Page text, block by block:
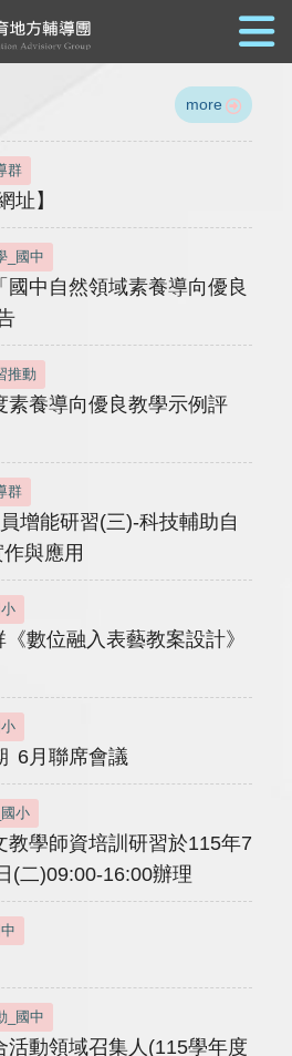
more
群
址】
_國中
中自然領域素養導向優良
推動
素養導向優良教學示例評
群
增能研習(三)-科技輔助自
與應用
數位融入表藝教案設計》
6月聯席會議
小
教學師資培訓研習於115年7
(二)09:00-16:00辦理
_國中
活動領域召集人(115學年度